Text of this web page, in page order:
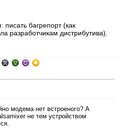
писать багрепорт (как
разработчикам дистрибутива).
модема нет встроеного? А
не тем устройством